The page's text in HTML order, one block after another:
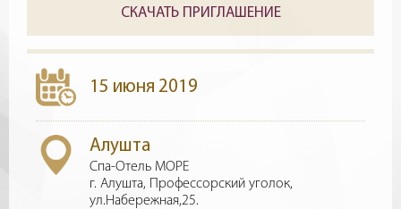
СКАЧАТЬ ПРИГЛАШЕНИЕ
15 июня 2019
Алушта
Спа-Отель МОРЕ
г. Алушта, Профессорский уголок,
ул.Набережная,25.